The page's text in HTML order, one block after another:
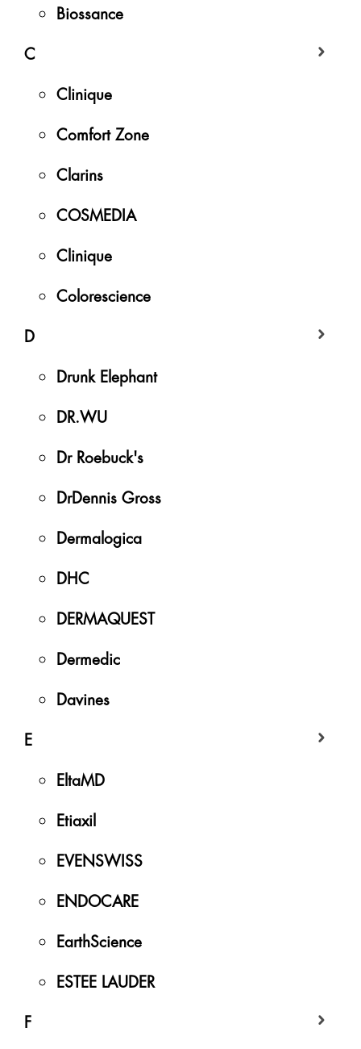
Biossance
C
Clinique
Comfort Zone
Clarins
COSMEDIA
Clinique
Colorescience
D
Drunk Elephant
DR.WU
Dr Roebuck's
DrDennis Gross
Dermalogica
DHC
DERMAQUEST
Dermedic
Davines
E
EltaMD
Etiaxil
EVENSWISS
ENDOCARE
EarthScience
ESTEE LAUDER
F